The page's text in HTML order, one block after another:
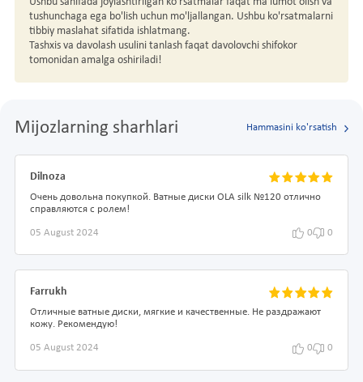
tushunchaga ega bo'lish uchun mo'ljallangan. Ushbu ko'rsatmalarni
tibbiy maslahat sifatida ishlatmang.
Tashxis va davolash usulini tanlash faqat davolovchi shifokor
tomonidan amalga oshiriladi!
Mijozlarning sharhlari Hammasini ko'rsatish
Dilnoza
Очень довольна покупкой. Ватные диски OLA silk №120 отлично
справляются с ролем!
05 August 2024 0 0
Farrukh
Отличные ватные диски, мягкие и качественные. Не раздражают
кожу. Рекомендую!
05 August 2024 0 0